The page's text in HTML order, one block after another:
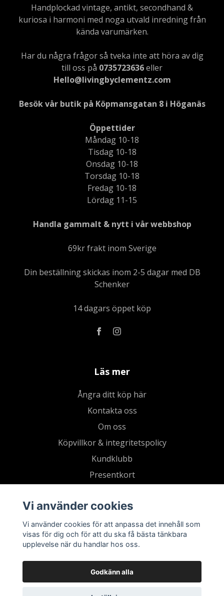
Handplockad vintage, antikt, secondhand &
kuriosa i harmoni med noga utvald inredning från
kända varumärken.
Har du några frågor så tveka inte att höra av dig
till oss på 0735723636eller
Hello@livingbyclementz.com
Besök vår butik på Köpmansgatan 8 i Höganäs
Öppettider
Måndag 10-18
Tisdag 10-18
Onsdag 10-18
Torsdag 10-18
Fredag 10-18
Lördag 11-15
Handla gammalt & nytt i vår webbshop
69kr frakt inom Sverige
Din beställning skickas inom 2-5 dagar med DB
Schenker
14 dagars öppet köp
Läs mer
Ångra ditt köp här
Kontakta oss
Om oss
Köpvillkor & integritetspolicy
Kundklubb
Presentkort
Vi använder cookies
Vi använder cookies för att anpassa det innehåll som
visas för dig och för att du ska få bästa tänkbara
upplevelse när du handlar hos oss.
Godkänn alla